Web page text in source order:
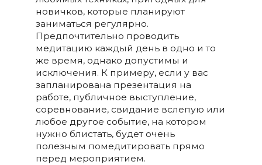
новичков, которые планируют
заниматься регулярно.
Предпочтительно проводить
медитацию каждый день в одно и то
же время, однако допустимы и
исключения. К примеру, если у вас
запланирована презентация на
работе, публичное выступление,
соревнование, свидание вслепую или
любое другое событие, на котором
нужно блистать, будет очень
полезным помедитировать прямо
перед мероприятием.